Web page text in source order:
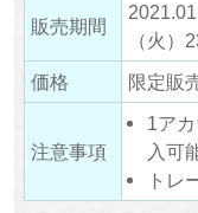
販売期間
（火
価格
限定販
注意事項
1ア
入可
トレ